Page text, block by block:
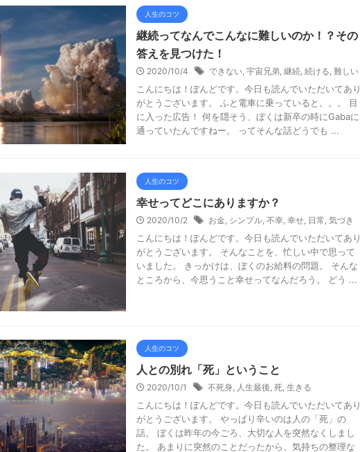
人生のコツ
継続ってなんでこんなに難しいのか！？その
答えを見つけた！
2020/10/4 できない, 宇宙兄弟, 継続, 続ける, 難しい
こんにちは！ぽんどです。今日も読んでいただいてあり
がとうございます。 ふと電車に乗っていると。。。 目
に入った広告！ 何を隠そう、ぼくは新卒の時にGabaに
通っていたんですねー。 ってそんな話どうでも ...
人生のコツ
幸せってどこにありますか？
2020/10/2 お金, シンプル, 不幸, 幸せ, 日常, 気づき
こんにちは！ぽんどです。今日も読んでいただいてあり
がとうございます。 そんなことを、忙しい中で思って
いました。 きっかけは、ぼくのお給料の問題。 そんな
ところから、今思うこと幸せってなんだろう。 どう ...
人生のコツ
人との別れ「死」ということ
2020/10/1 不死身 人生最後 死 生きる
こんにちは！ぽんどです。今日も読んでいただいてあり
がとうございます。 やっぱり辛いのは人の「死」の
話。 ぼくは昨年の今ごろ、大切な人を突然なくしまし
た。 あまりに突然のことだったから、気持ちの整理な